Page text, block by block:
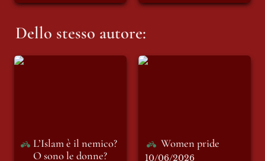
Dello stesso autore:
L’Islam è il nemico?
L’Islam è il nemico?
O sono le donne?
Women pride
Women pride
10/06/2026